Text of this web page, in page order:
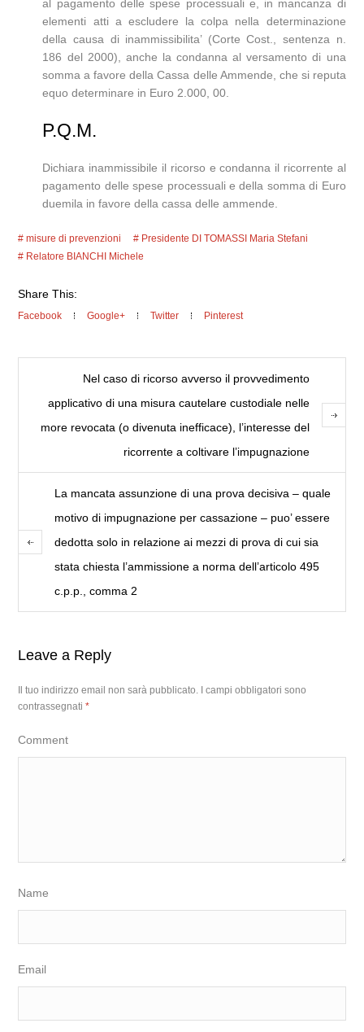
al pagamento delle spese processuali e, in mancanza di
elementi atti a escludere la colpa nella determinazione
della causa di inammissibilita’ (Corte Cost., sentenza n.
186 del 2000), anche la condanna al versamento di una
somma a favore della Cassa delle Ammende, che si reputa
equo determinare in Euro 2.000, 00.
P.Q.M.
Dichiara inammissibile il ricorso e condanna il ricorrente al
pagamento delle spese processuali e della somma di Euro
duemila in favore della cassa delle ammende.
misure di prevenzioni
Presidente DI TOMASSI Maria Stefani
Relatore BIANCHI Michele
Share This:
Facebook Google+ Twitter Pinterest
Nel caso di ricorso avverso il provvedimento
applicativo di una misura cautelare custodiale nelle
more revocata (o divenuta inefficace), l’interesse del
ricorrente a coltivare l’impugnazione
La mancata assunzione di una prova decisiva – quale
motivo di impugnazione per cassazione – puo’ essere
dedotta solo in relazione ai mezzi di prova di cui sia
stata chiesta l’ammissione a norma dell’articolo 495
c.p.p., comma 2
Leave a Reply
Il tuo indirizzo email non sarà pubblicato.
I campi obbligatori sono
contrassegnati*
Comment
Name
Email